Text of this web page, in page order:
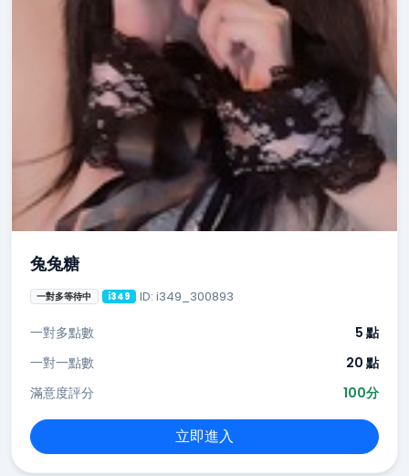
兔兔糖
一對多等待中 i349 ID: i349_300893
一對多點數
5 點
一對一點數
20 點
滿意度評分
100分
立即進入